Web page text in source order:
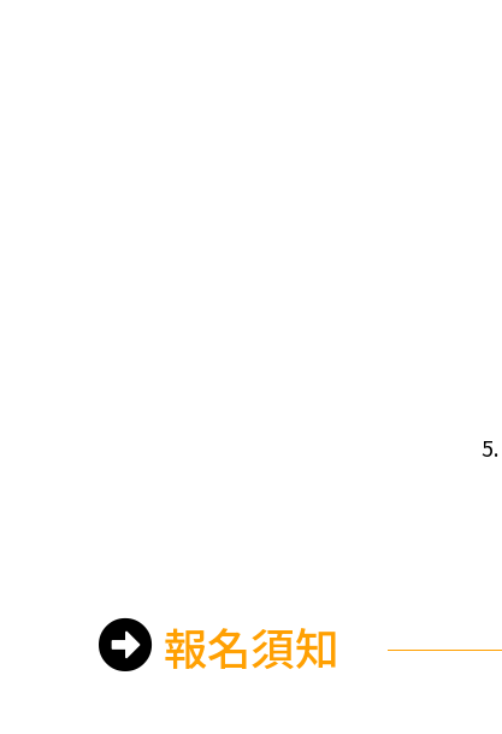
報名須知